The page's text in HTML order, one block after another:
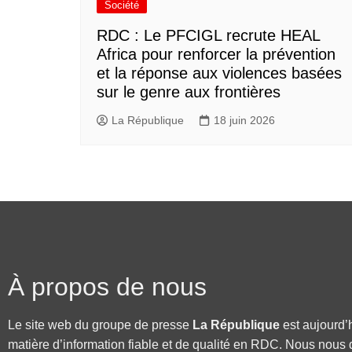
Société
RDC : Le PFCIGL recrute HEAL
Africa pour renforcer la prévention
et la réponse aux violences basées
sur le genre aux frontières
La République 18 juin 2026
À propos de nous
Le site web du groupe de presse La République est
matière d’information fiable et de qualité en RDC. Nous nous